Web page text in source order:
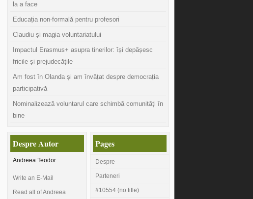
la a face
Educația non-formală pentru profesori
Claudiu și magia voluntariatului
Impactul Erasmus+ asupra tinerilor: își depășesc
fricile și prejudecățile
Am fost în Olanda și am învățat despre democrația
participativă
Nominalizează voluntarul care schimbă comunități în
bine
Despre Autor
Andreea Teodor
Write an E-Mail
Read all of Andreea
Pages
Despre
Parteneri
#10554 (no title)